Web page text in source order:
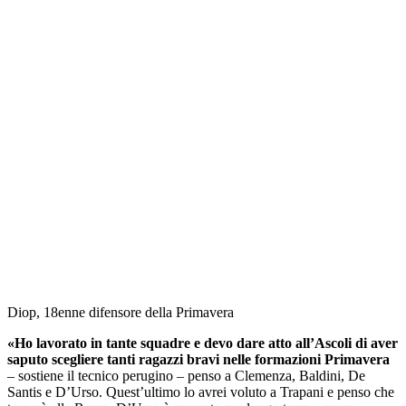
Diop, 18enne difensore della Primavera
«Ho lavorato in tante squadre e devo dare atto all’Ascoli di aver
saputo scegliere tanti ragazzi bravi nelle formazioni Primavera
– sostiene il tecnico perugino – penso a Clemenza, Baldini, De
Santis e D’Urso. Quest’ultimo lo avrei voluto a Trapani e penso che